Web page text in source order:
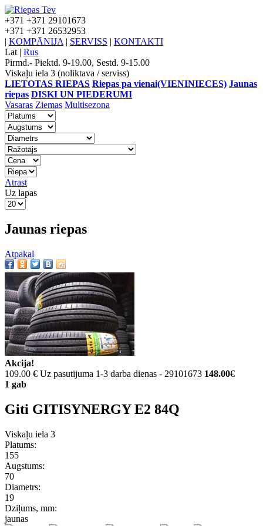
+371 +371 29101673
+371 +371 26532953
| KOMPĀNIJA | SERVISS | KONTAKTI
Lat | Rus
Pirmd.- Piektd. 9-19.00, Sestd. 9-15.00
Viskaļu iela 3 (noliktava / serviss)
LIETOTAS RIEPAS Riepas pa vienai(VIENINIECES) Jaunas
riepas DISKI UN PIEDERUMI
Vasaras Ziemas Multisezona
Atrast
Uz lapas
Jaunas riepas
Atpakaļ
Akcija!
109.00 € Uz pasutijuma 1-3 darba dienas - 29101673 148.00€
1 gab
Giti GITISYNERGY E2 84Q
Viskaļu iela 3
Platums:
155
Augstums:
70
Diametrs:
19
Dziļums, mm:
jaunas